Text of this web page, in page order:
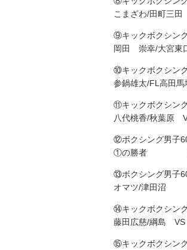
こまざわ/田町三
⑨キックボクシン
岡田 崇幸/大宮
⑩キックボクシン
参鍋雄太/FL高田
⑪キックボクシン
八代桃香/秋葉原
⑫ボクシング男子
①の勝者
⑬ボクシング男子
オマツ/津田沼
⑭キックボクシン
藤田広慈/綱島
⑮キックボクシン